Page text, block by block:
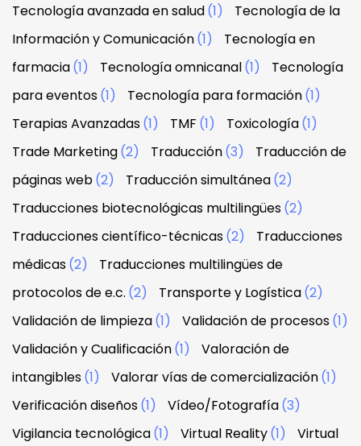
Tecnología avanzada en salud(1)
Tecnología de la
Información y Comunicación(1)
Tecnología en
farmacia(1) Tecnología omnicanal(1)
Tecnología
para eventos(1) Tecnología para formación(1)
Terapias Avanzadas(1) TMF (1) Toxicología(1)
Trade Marketing(2) Traducción(3)
Traducción de
páginas web(2) Traducción simultánea(2)
Traducciones biotecnológicas multilingües(2)
Traducciones científico-técnicas(2)
Traducciones
médicas(2)
Traducciones multilingües de
protocolos de e.c. (2) Transporte y Logística(2)
Validación de limpieza(1) Validación de procesos(1)
Validación y Cualificación(1)
Valoración de
intangibles(1) Valorar vías de comercialización(1)
Verificación diseños(1) Vídeo/Fotografía(3)
Vigilancia tecnológica(1) Virtual Reality(1)
Virtual